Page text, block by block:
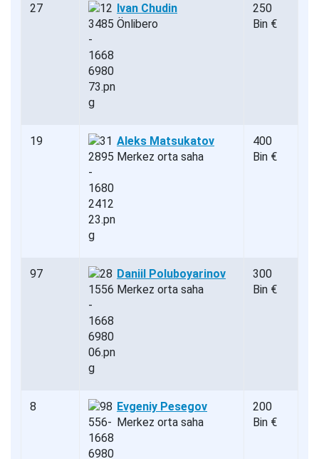
27
Ivan Chudin
Önlibero
250
Bin €
19
Aleks Matsukatov
Merkez orta saha
400
Bin €
97
Daniil Poluboyarinov
Merkez orta saha
300
Bin €
8
Evgeniy Pesegov
Merkez orta saha
200
Bin €